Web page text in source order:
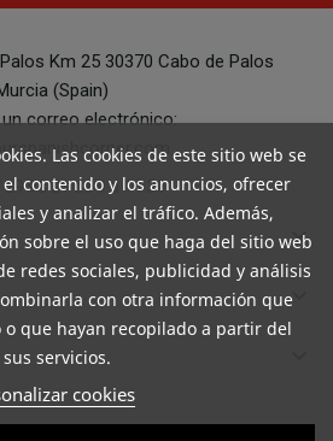
Km 25 30370 Cabo de Palos
(Spain)
correo electrónico:
98 21 de 9 a 14:30
keyboard_arrow_down
keyboard_arrow_down

Las cookies de este sitio web se
contenido y los anuncios, ofrecer
y analizar el tráfico. Además,
sobre el uso que haga del sitio web
redes sociales, publicidad y análisis
con otra información que
que hayan recopilado a partir del
servicios.
cookies